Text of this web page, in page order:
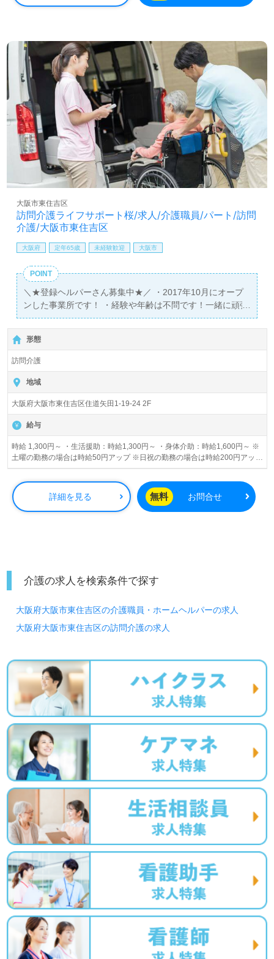
訪問介護ライフサポート桜/求人/介護職員/パート/訪問
介護/大阪市東住吉区
大阪市東住吉区
大阪府 定年65歳 未経験歓迎 大阪市
POINT
＼★登録ヘルパーさん募集中★／ ・2017年10月にオープ
ンした事業所です！ ・経験や年齢は不問です！一緒に頑張
りましょう！
形態
訪問介護
地域
大阪府大阪市東住吉区住道矢田1-19-24 2F
給与
時給 1,300円～ ・生活援助：時給1,300円～ ・身体介助：時給1,600円～ ※
土曜の勤務の場合は時給50円アップ ※日祝の勤務の場合は時給200円アップ
※年末年始手当あり
詳細を見る 無料 お問合せ
介護の求人を検索条件で探す
大阪府大阪市東住吉区の介護職員・ホームヘルパーの求人
大阪府大阪市東住吉区の訪問介護の求人